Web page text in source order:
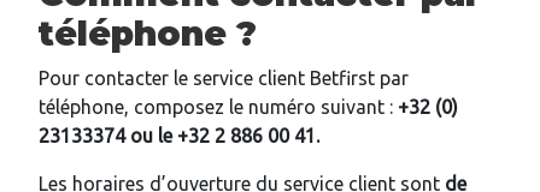
téléphone ?
Pour contacter le service client Betfirst par
téléphone, composez le numéro suivant : +32 (0)
23133374 ou le +32 2 886 00 41.
Les horaires d’ouverture du service client sont de